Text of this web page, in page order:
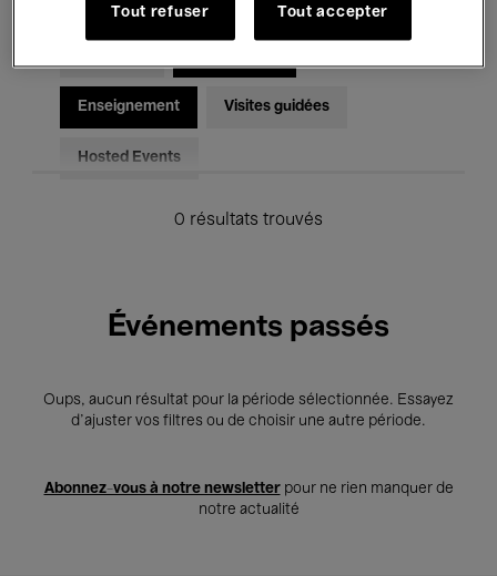
Enseignement Visites guidées
Hosted Events
0 résultats trouvés
Événements passés
Oups, aucun résultat pour la période sélectionnée. Essayez
d’ajuster vos filtres ou de choisir une autre période.
Abonnez-vous à notre newsletterpour ne rien manquer de
notre actualité
Tout refuser Tout accepter